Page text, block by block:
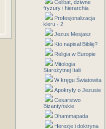
Celibat, dziwne
fryzury i hierarchia
Profesjonalizacja
kleru - 2
Jezus Mesjasz
Kto napisał Biblię?
Religia w Europie
Mitologia
Starożytnej Italii
W kręgu Światowita
Apokryfy o Jezusie
Cesarstwo
Bizantyńskie
Dhammapada
Herezje i doktryna